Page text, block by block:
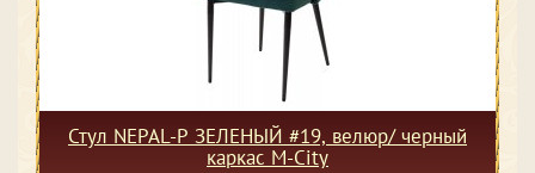
Стул NEPAL-P ЗЕЛЕНЫЙ #19, велюр/ черный
каркас М-City